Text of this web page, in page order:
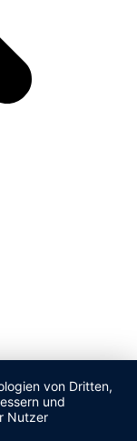
von Dritten,
und
Nutzer